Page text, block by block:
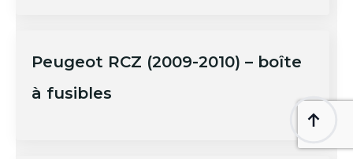
Peugeot RCZ (2009-2010) – boîte
à fusibles